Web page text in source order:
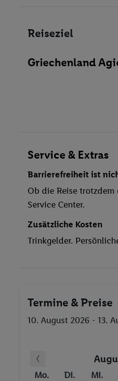
Bar(s)
WLAN-Internet
TV-Raum
Anzahl der Pools
Reiseziel
Griechenland
Service & Extras
Barrierefreiheit ist
Ob die Reise
Service Center.
Zusätzliche Kosten
Trinkgelder.
Termine & Preise
10. August 2026 - 13.
Mo. Di. Mi.